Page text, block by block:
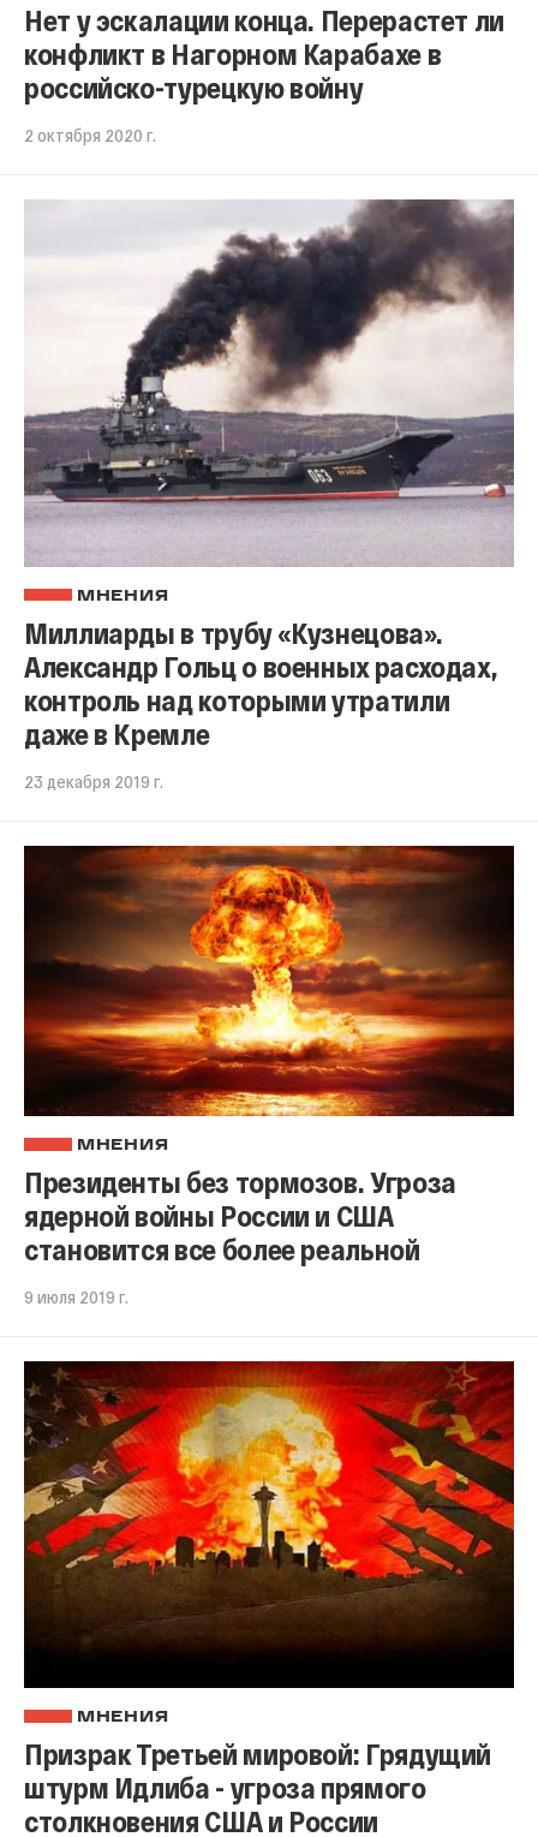
Нет у эскалации конца. Перерастет ли
конфликт в Нагорном Карабахе в
российско-турецкую войну
2 октября 2020 г.
МНЕНИЯ
Миллиарды в трубу «Кузнецова».
Александр Гольц о военных расходах,
контроль над которыми утратили
даже в Кремле
23 декабря 2019 г.
МНЕНИЯ
Президенты без тормозов. Угроза
ядерной войны России и США
становится все более реальной
9 июля 2019 г.
МНЕНИЯ
Призрак Третьей мировой: Грядущий
штурм Идлиба - угроза прямого
столкновения США и России